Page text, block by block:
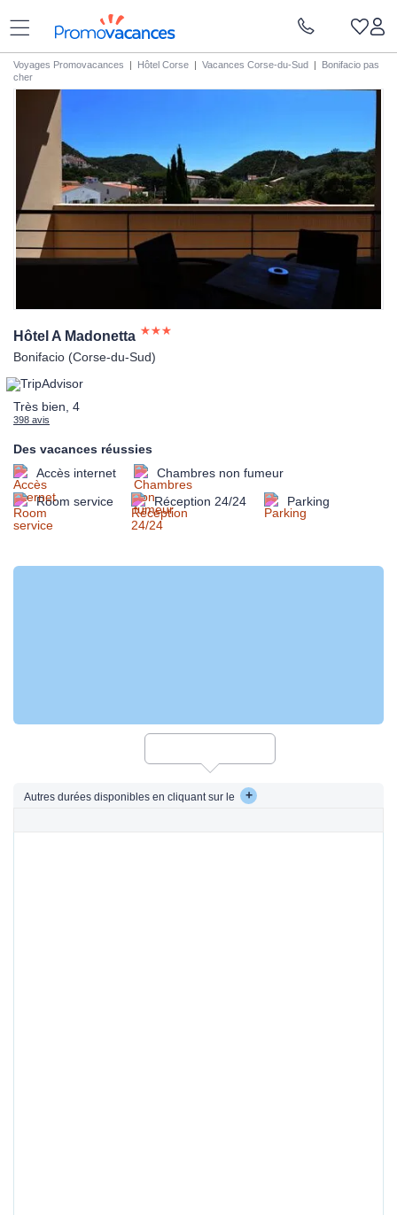
Voyages Promovacances | Hôtel Corse | Vacances Corse-du-Sud | Bonifacio pas
cher
Hôtel A Madonetta
Bonifacio (Corse-du-Sud)
Très bien, 4
398 avis
Des vacances réussies
Accès internet
Chambres non fumeur
Room service
Réception 24/24 Parking
Autres durées disponibles en cliquant sur le +